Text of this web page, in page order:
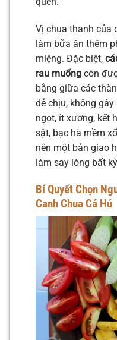
Vị chua thanh của
làm bữa ăn thêm
miệng. Đặc biệt,
rau muống còn
bằng giữa các
dễ chịu, không
ngọt, ít xương, kết
sật, bạc hà mềm
nên một bản giao
làm say lòng bất
Bí Quyết Chọn
Canh Chua Cá Hú